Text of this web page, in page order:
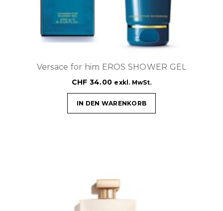
Versace for him EROS SHOWER GEL
CHF 34.00 exkl. MwSt.
IN DEN WARENKORB